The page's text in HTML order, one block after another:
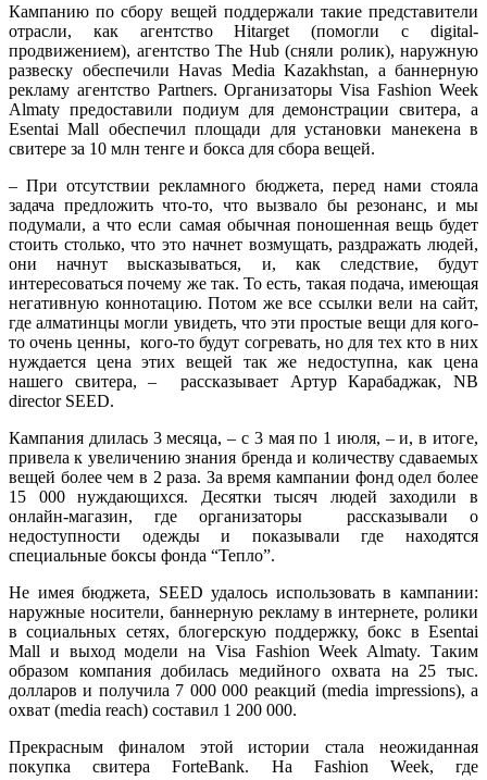
Кампанию по сбору вещей поддержали такие представители
отрасли, как агентство Hitarget (помогли с digital-
продвижением), агентство The Hub (сняли ролик), наружную
развеску обеспечили Havas Media Kazakhstan, а баннерную
рекламу агентство Partners. Организаторы Visa Fashion Week
Almaty предоставили подиум для демонстрации свитера, а
Esentai Mall обеспечил площади для установки манекена в
свитере за 10 млн тенге и бокса для сбора вещей.
– При отсутствии рекламного бюджета, перед нами стояла
задача предложить что-то, что вызвало бы резонанс, и мы
подумали, а что если самая обычная поношенная вещь будет
стоить столько, что это начнет возмущать, раздражать людей,
они начнут высказываться, и, как следствие, будут
интересоваться почему же так. То есть, такая подача, имеющая
негативную коннотацию. Потом же все ссылки вели на сайт,
где алматинцы могли увидеть, что эти простые вещи для кого-
то очень ценны, кого-то будут согревать, но для тех кто в них
нуждается цена этих вещей так же недоступна, как цена
нашего свитера, – рассказывает Артур Карабаджак, NB
director SEED.
Кампания длилась 3 месяца, – с 3 мая по 1 июля, – и, в итоге,
привела к увеличению знания бренда и количеству сдаваемых
вещей более чем в 2 раза. За время кампании фонд одел более
15 000 нуждающихся. Десятки тысяч людей заходили в
онлайн-магазин, где организаторы рассказывали о
недоступности одежды и показывали где находятся
специальные боксы фонда “Тепло”.
Не имея бюджета, SEED удалось использовать в кампании:
наружные носители, баннерную рекламу в интернете, ролики
в социальных сетях, блогерскую поддержку, бокс в Esentai
Mall и выход модели на Visa Fashion Week Almaty. Таким
образом компания добилась медийного охвата на 25 тыс.
долларов и получила 7 000 000 реакций (media impressions), а
охват (media reach) составил 1 200 000.
Прекрасным финалом этой истории стала неожиданная
покупка свитера ForteBank. На Fashion Week, где